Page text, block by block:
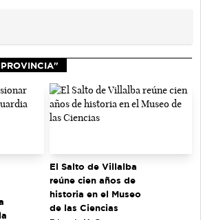
El Salto de Villalba
reúne cien años de
historia en el Museo
de las Ciencias